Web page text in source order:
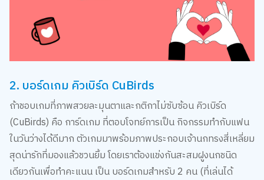
2. บอร์ดเกม คิวเบิร์ด CuBirds
ถ้าชอบเกมที่ภาพสวยละมุนตาและกติกาไม่ซับซ้อน คิวเบิร์ด
(CuBirds) คือ การ์ดเกม ที่ตอบโจทย์การเป็น กิจกรรมทำกับแฟน
ในวันว่างได้ดีมาก ตัวเกมมาพร้อมภาพประกอบเจ้านกทรงสี่เหลี่ยม
สุดน่ารักที่มองแล้วชวนยิ้ม โดยเราต้องแข่งกันสะสมฝูงนกชนิด
เดียวกันเพื่อทำคะแนน เป็น บอร์ดเกมสำหรับ 2 คน (ที่เล่นได้
สูงสุดถึง 5 คน) ซึ่งต้องใช้การวางแผนจังหวะการลงการ์ดและการ